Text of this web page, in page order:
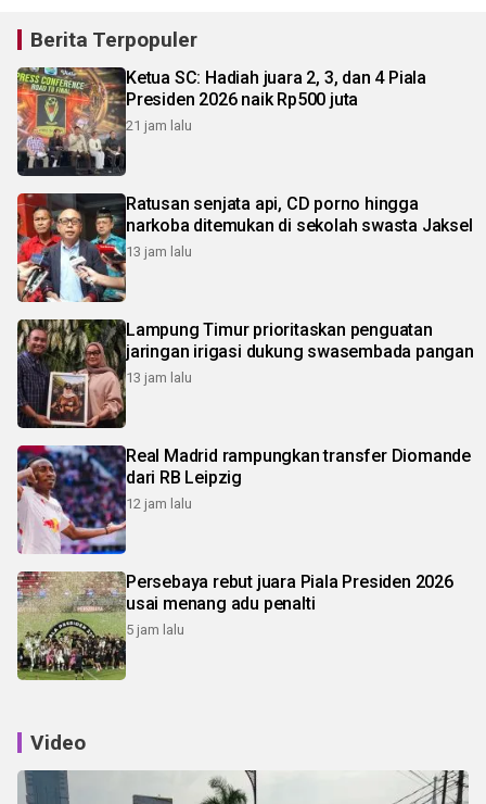
Berita Terpopuler
Ketua SC: Hadiah juara 2, 3, dan 4 Piala
Presiden 2026 naik Rp500 juta
21 jam lalu
Ratusan senjata api, CD porno hingga
narkoba ditemukan di sekolah swasta Jaksel
13 jam lalu
Lampung Timur prioritaskan penguatan
jaringan irigasi dukung swasembada pangan
13 jam lalu
Real Madrid rampungkan transfer Diomande
dari RB Leipzig
12 jam lalu
Persebaya rebut juara Piala Presiden 2026
usai menang adu penalti
5 jam lalu
Video